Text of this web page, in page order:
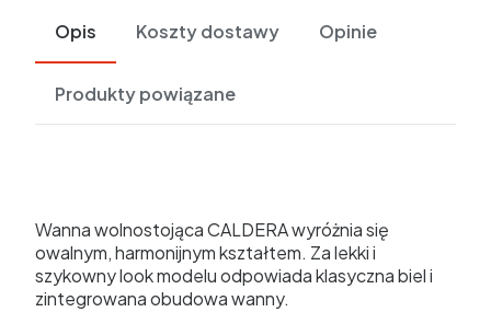
Opis Koszty dostawy Opinie
Produkty powiązane
Wanna wolnostojąca CALDERA wyróżnia się
owalnym, harmonijnym kształtem. Za lekki i
szykowny look modelu odpowiada klasyczna biel i
zintegrowana obudowa wanny.